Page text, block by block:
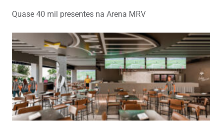
Quase 40 mil presentes na Arena MRV